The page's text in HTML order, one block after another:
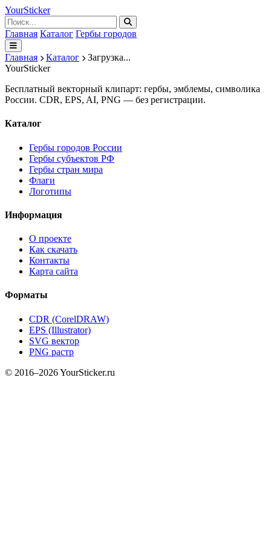
YourSticker
Главная Каталог Гербы городов
Главная Каталог
Загрузка...
YourSticker
Бесплатный векторный клипарт: гербы, эмблемы, символика
России. CDR, EPS, AI, PNG — без регистрации.
Каталог
Гербы городов России
Гербы субъектов РФ
Гербы стран мира
Флаги
Логотипы
Информация
О проекте
Как скачать
Контакты
Карта сайта
Форматы
CDR (CorelDRAW)
EPS (Illustrator)
SVG вектор
PNG растр
© 2016–2026 YourSticker.ru